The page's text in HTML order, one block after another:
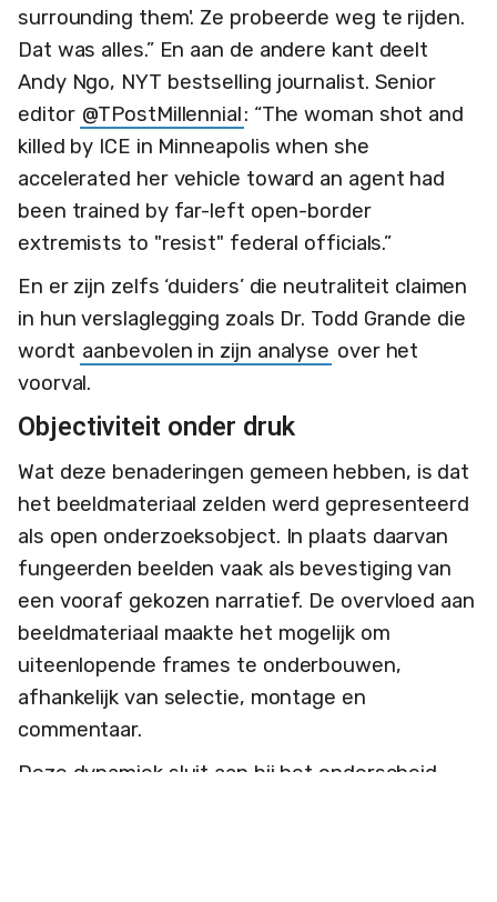
surrounding them'. Ze probeerde weg te rijden.
Dat was alles.” En aan de andere kant deelt
Andy Ngo, NYT bestselling journalist. Senior
editor @TPostMillennial: “The woman shot and
killed by ICE in Minneapolis when she
accelerated her vehicle toward an agent had
been trained by far-left open-border
extremists to "resist" federal officials.”
En er zijn zelfs ‘duiders’ die neutraliteit claimen
in hun verslaglegging zoals Dr. Todd Grande die
wordt aanbevolen in zijn analyse over het
voorval.
Objectiviteit onder druk
Wat deze benaderingen gemeen hebben, is dat
het beeldmateriaal zelden werd gepresenteerd
als open onderzoeksobject. In plaats daarvan
fungeerden beelden vaak als bevestiging van
een vooraf gekozen narratief. De overvloed aan
beeldmateriaal maakte het mogelijk om
uiteenlopende frames te onderbouwen,
afhankelijk van selectie, montage en
commentaar.
Deze dynamiek sluit aan bij het onderscheid